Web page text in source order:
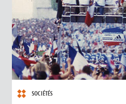
SOCIÉTÉS